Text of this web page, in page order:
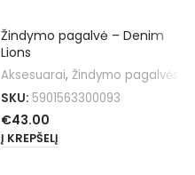
Žindymo pagalvė – Denim
Lions
Aksesuarai, Žindymo pagalvės
SKU: 5901563300093
€43.00
Į KREPŠELĮ